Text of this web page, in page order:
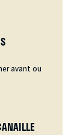
avant ou